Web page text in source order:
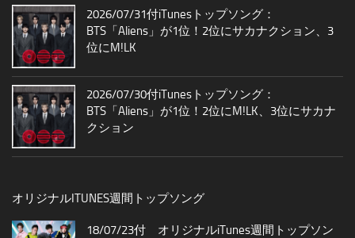
2026/07/31付iTunesトップソング：
BTS「Aliens」が1位！2位にサカナクション、3
位にM!LK
2026/07/30付iTunesトップソング：
BTS「Aliens」が1位！2位にM!LK、3位にサカナ
クション
オリジナルITUNES週間トップソング
18/07/23付 オリジナルiTunes週間トップソン